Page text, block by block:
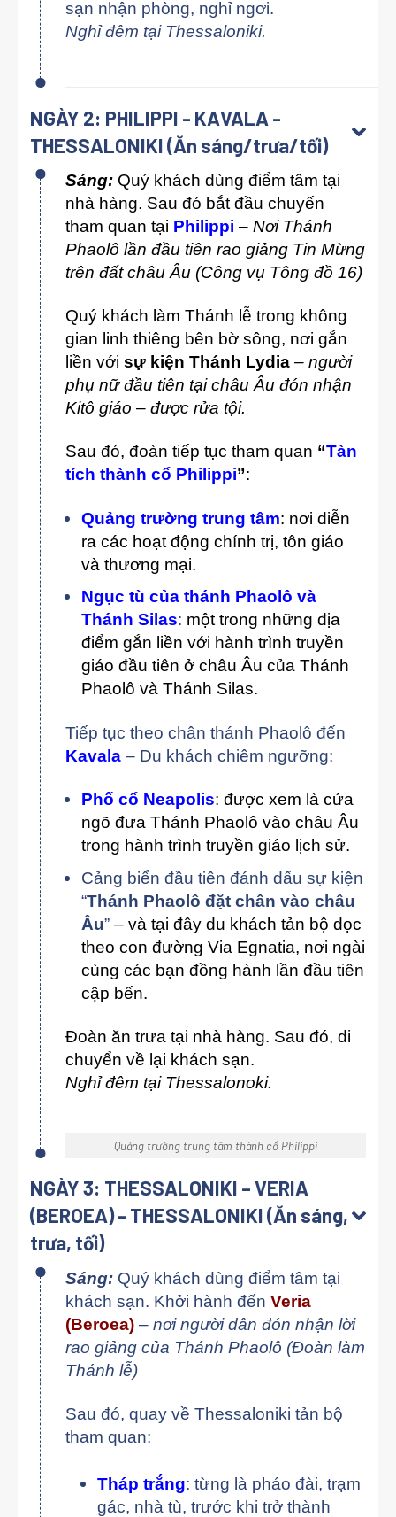
sạn nhận phòng, nghỉ ngơi.
Nghỉ đêm tại Thessaloniki.
NGÀY 2: PHILIPPI - KAVALA -
THESSALONIKI (Ăn sáng/trưa/tối)
Sáng: Quý khách dùng điểm tâm tại
nhà hàng. Sau đó bắt đầu chuyến
tham quan tại Philippi –Nơi Thánh
Phaolô lần đầu tiên rao giảng Tin Mừng
trên đất châu Âu (Công vụ Tông đồ 16)
Quý khách làm Thánh lễ trong không
gian linh thiêng bên bờ sông, nơi gắn
liền vớisự kiện Thánh Lydia – người
phụ nữ đầu tiên tại châu Âu đón nhận
Kitô giáo – được rửa tội.
Sau đó, đoàn tiếp tục tham quan “Tàn
tích thành cổ Philippi”:
Quảng trường trung tâm: nơi diễn
ra các hoạt động chính trị, tôn giáo
và thương mại.
Ngục tù của thánh Phaolô và
Thánh Silas: một trong những địa
điểm gắn liền với hành trình truyền
giáo đầu tiên ở châu Âu của Thánh
Phaolô và Thánh Silas.
Tiếp tục theo chân thánh Phaolô đến
Kavala – Du khách chiêm ngưỡng:
Phố cổ Neapolis: được xem là cửa
ngõ đưa Thánh Phaolô vào châu Âu
trong hành trình truyền giáo lịch sử.
Cảng biển đầu tiên đánh dấu sự kiện
“Thánh Phaolô đặt chân vào châu
Âu” – và tại đây du khách tản bộ dọc
theo con đường Via Egnatia, nơi ngài
cùng các bạn đồng hành lần đầu tiên
cập bến.
Đoàn ăn trưa tại nhà hàng. Sau đó, di
chuyển về lại khách sạn.
Nghỉ đêm tại Thessalonoki.
Quảng trường trung tâm thành cổ Philippi
NGÀY 3: THESSALONIKI – VERIA
(BEROEA) - THESSALONIKI (Ăn sáng,
trưa, tối)
Sáng: Quý khách dùng điểm tâm tại
khách sạn. Khởi hành đếnVeria
(Beroea) – nơi người dân đón nhận lời
rao giảng của Thánh Phaolô (Đoàn làm
Thánh lễ)
Sau đó, quay về Thessaloniki tản bộ
tham quan:
Tháp trắng: từng là pháo đài, trạm
gác, nhà tù, trước khi trở thành